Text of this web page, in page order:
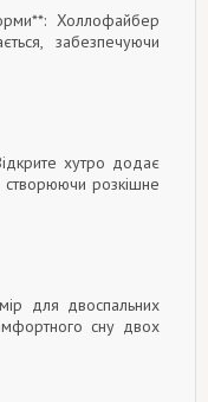
Холлофайбер
забезпечуючи
хутро додає
створюючи розкішне
для двоспальних
сну двох